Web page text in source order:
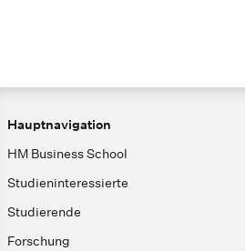
Hauptnavigation
HM Business School
Studieninteressierte
Studierende
Forschung